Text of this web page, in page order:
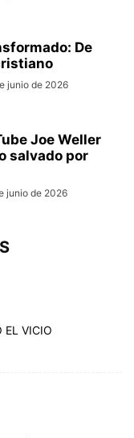
De
junio de 2026
Joe Weller
salvado por
junio de 2026
EL VICIO